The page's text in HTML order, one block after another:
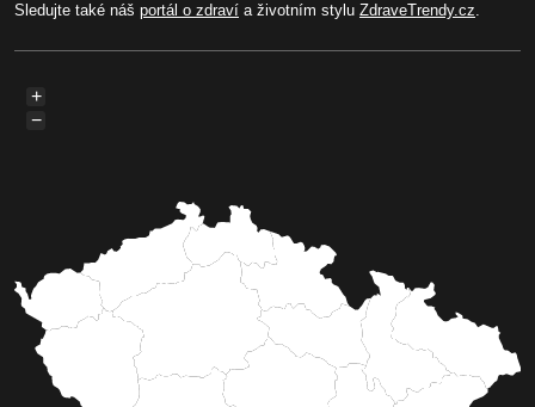
Sledujte také náš portál o zdraví a životním stylu ZdraveTrendy.cz.
+
−